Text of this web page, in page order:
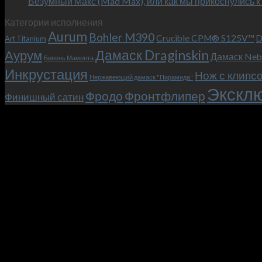
Категории исполнения
Art Titanium Aurum Bohler M390Crucible CPM® S125V™
Аурум Бивень Мамонта Дамаск Draginskin Дамаск
Инкрустация Нержавеющий дамаск "Пирамида" Нож с
Финишный сатин Фродо Фронтфлипер